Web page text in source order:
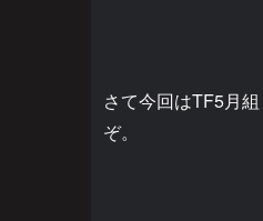
さて今回はTF5月
ぞ。